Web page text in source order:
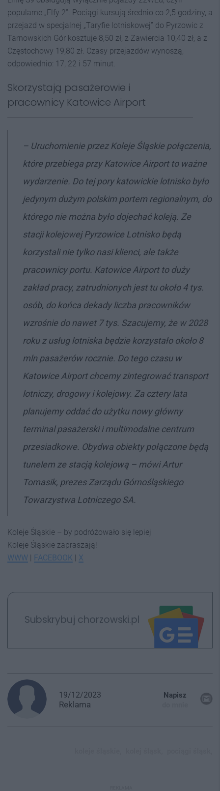
popularne „Elfy 2”. Pociągi kursują średnio co 2,5 godziny, a
przejazd w specjalnej „Taryfie lotniskowej” do Pyrzowic z
Tarnowskich Gór kosztuje 8,50 zł, z Zawiercia 10,40 zł, a z
Częstochowy 19,80 zł. Czasy przejazdów wynoszą,
odpowiednio: 17, 22 i 57 minut.
Skorzystają pasażerowie i
pracownicy Katowice Airport
– Uruchomienie przez Koleje Śląskie połączenia,
które przebiega przy Katowice Airport to ważne
wydarzenie. Do tej pory katowickie lotnisko było
jedynym dużym polskim portem regionalnym, do
którego nie można było dojechać koleją. Ze
stacji kolejowej Pyrzowice Lotnisko będą
korzystali nie tylko nasi klienci, ale także
pracownicy portu. Katowice Airport to duży
zakład pracy, zatrudnionych jest tu około 4 tys.
osób, do końca dekady liczba pracowników
wzrośnie do nawet 7 tys. Szacujemy, że w 2028
roku z usług lotniska będzie korzystało około 8
mln pasażerów rocznie. Do tego czasu w
Katowice Airport chcemy zintegrować transport
lotniczy, drogowy i kolejowy. Za cztery lata
planujemy oddać do użytku nowy główny
terminal pasażerski i multimodalne centrum
przesiadkowe. Obydwa obiekty połączone będą
tunelem ze stacją kolejową – mówi Artur
Tomasik, prezes Zarządu Górnośląskiego
Towarzystwa Lotniczego SA.
Koleje Śląskie – by podróżowało się lepiej
Koleje Śląskie zapraszają!
WWW | FACEBOOK | X
Subskrybuj chorzowski.pl
19/12/2023
Reklama
Napisz